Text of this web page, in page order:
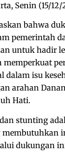
Senin (15/12/
bahwa
pemerintah
untuk hadir
memperkuat
dalam isu
arahan
Hati.
stunting
membutuhkan
dukungan